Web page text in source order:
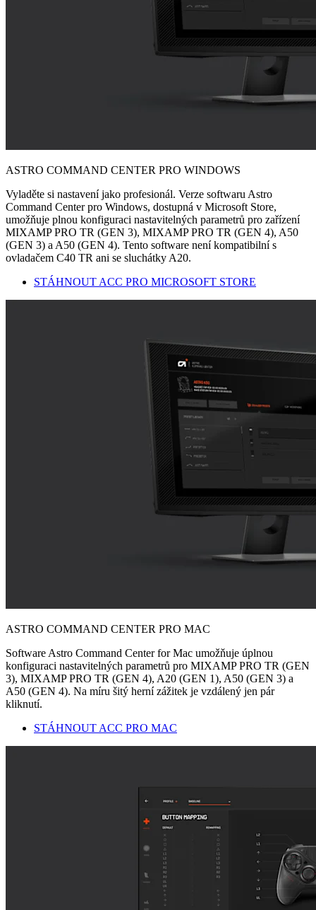
ASTRO COMMAND CENTER PRO WINDOWS
Vyladěte si nastavení jako profesionál. Verze softwaru Astro
Command Center pro Windows, dostupná v Microsoft Store,
umožňuje plnou konfiguraci nastavitelných parametrů pro zařízení
MIXAMP PRO TR (GEN 3), MIXAMP PRO TR (GEN 4), A50
(GEN 3) a A50 (GEN 4). Tento software není kompatibilní s
ovladačem C40 TR ani se sluchátky A20.
STÁHNOUT ACC PRO MICROSOFT STORE
ASTRO COMMAND CENTER PRO MAC
Software Astro Command Center for Mac umožňuje úplnou
konfiguraci nastavitelných parametrů pro MIXAMP PRO TR (GEN
3), MIXAMP PRO TR (GEN 4), A20 (GEN 1), A50 (GEN 3) a
A50 (GEN 4). Na míru šitý herní zážitek je vzdálený jen pár
kliknutí.
STÁHNOUT ACC PRO MAC